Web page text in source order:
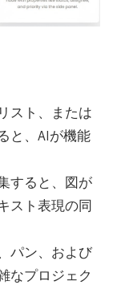
スト、または
と、AIが機能
すると、図が
スト表現の同
パン、および
なプロジェク